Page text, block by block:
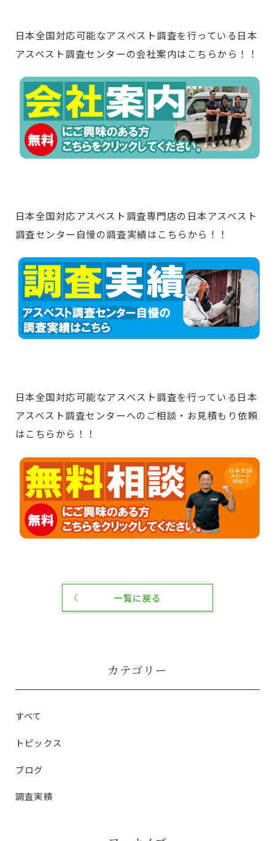
日本全国対応可能なアスベスト調査を行っている日本
アスベスト調査センターの会社案内はこちらから！！
日本全国対応アスベスト調査専門店の日本アスベスト
調査センター自慢の調査実績はこちらから！！
日本全国対応可能なアスベスト調査を行っている日本
アスベスト調査センターへのご相談・お見積もり依頼
はこちらから！！
一覧に戻る
カテゴリー
すべて
トピックス
ブログ
調査実績